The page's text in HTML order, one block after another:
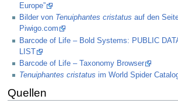
Europe”
Bilder von Tenuiphantes cristatus auf den
Piwigo.com
Barcode of Life – Bold Systems: PUBLIC
LIST
Barcode of Life – Taxonomy Browser
Tenuiphantes cristatus im World Spider
Quellen